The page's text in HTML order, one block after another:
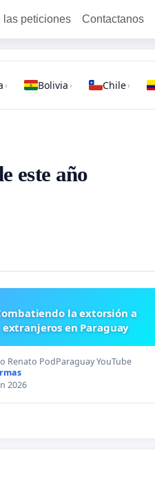
las peticiones Contactanos
› Bolivia › Chile›
este año
la extorsión a
extranjeros en Paraguay
Renato PodParaguay YouTube
2026